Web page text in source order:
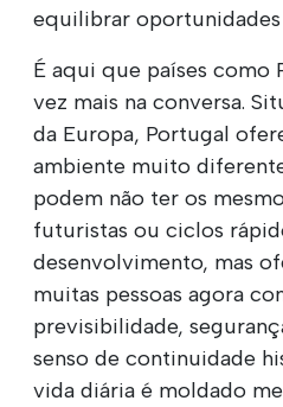
equilibrar
É aqui que países como
vez mais na conversa.
da Europa, Portugal
ambiente muito
podem não ter os
futuristas ou ciclos
desenvolvimento, mas
muitas pessoas agora
previsibilidade,
senso de continuidade
vida diária é moldado